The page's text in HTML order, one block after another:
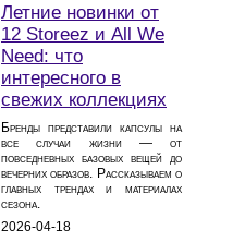
Летние новинки от
12 Storeez и All We
Need: что
интересного в
свежих коллекциях
Бренды представили капсулы на
все случаи жизни — от
повседневных базовых вещей до
вечерних образов. Рассказываем о
главных трендах и материалах
сезона.
2026-04-18